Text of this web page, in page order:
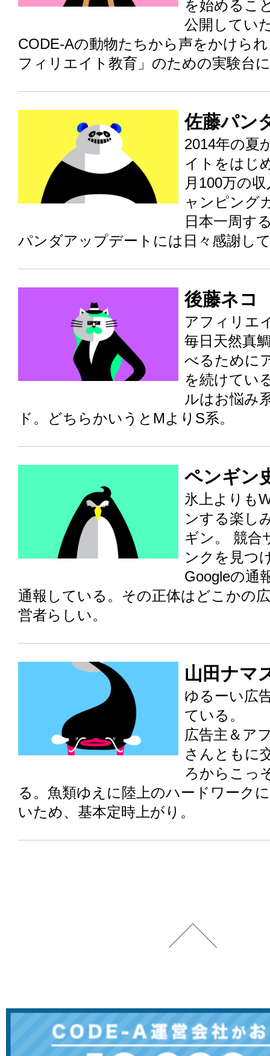
を始めるこ
公開してい
CODE-Aの動物たちから声をかけら
フィリエイト教育」のための実験台
佐藤パン
2014年の夏
イトをはじ
月100万の
ャンピング
日本一周す
パンダアップデートには日々感謝し
後藤ネコ
アフィリエ
毎日天然真
べるために
を続けてい
ルはお悩み
ド。どちらかいうとMよりS系。
ペンギン
氷上よりも
ンする楽し
ギン。 競合
ンクを見つ
Googleの通
通報している。その正体はどこかの
営者らしい。
山田ナマ
ゆるーい広
ている。
広告主＆ア
さんともに
ろからこっ
る。魚類ゆえに陸上のハードワーク
いため、基本定時上がり。